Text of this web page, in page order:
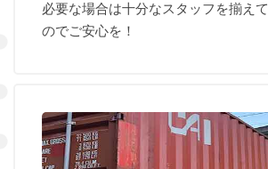
必要な場合は十分なスタッフを揃え
のでご安心を！